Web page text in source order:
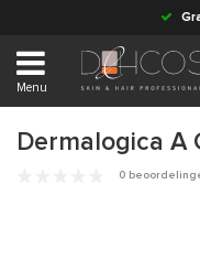
Menu
Dermalogica A
0